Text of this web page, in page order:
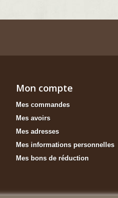
Mon compte
Mes commandes
Mes avoirs
Mes adresses
Mes informations personnelles
Mes bons de réduction